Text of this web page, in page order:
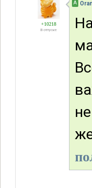
+10218
В отпуске
А